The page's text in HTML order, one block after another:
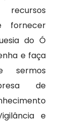
fornecer
do Ó
e faça
sermos
de
e